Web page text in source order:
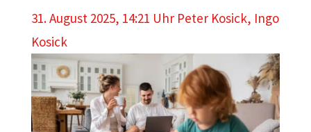
31. August 2025, 14:21 Uhr Peter Kosick, Ingo
Kosick